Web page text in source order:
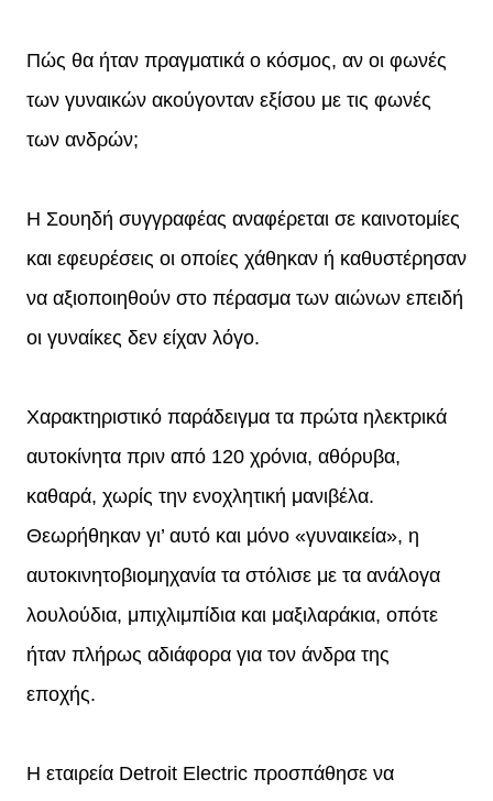
Πώς θα ήταν πραγματικά ο κόσμος, αν οι φωνές
των γυναικών ακούγονταν εξίσου με τις φωνές
των ανδρών;
Η Σουηδή συγγραφέας αναφέρεται σε καινοτομίες
και εφευρέσεις οι οποίες χάθηκαν ή καθυστέρησαν
να αξιοποιηθούν στο πέρασμα των αιώνων επειδή
οι γυναίκες δεν είχαν λόγο.
Χαρακτηριστικό παράδειγμα τα πρώτα ηλεκτρικά
αυτοκίνητα πριν από 120 χρόνια, αθόρυβα,
καθαρά, χωρίς την ενοχλητική μανιβέλα.
Θεωρήθηκαν γι’ αυτό και μόνο «γυναικεία», η
αυτοκινητοβιομηχανία τα στόλισε με τα ανάλογα
λουλούδια, μπιχλιμπίδια και μαξιλαράκια, οπότε
ήταν πλήρως αδιάφορα για τον άνδρα της
εποχής.
H εταιρεία Detroit Electric προσπάθησε να